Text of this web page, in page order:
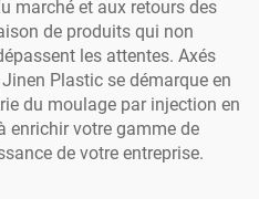
marché et aux retours des
de produits qui non
les attentes. Axés
Plastic se démarque en
du moulage par injection en
enrichir votre gamme de
de votre entreprise.